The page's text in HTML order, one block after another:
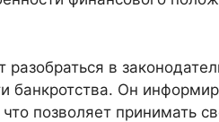
в
банкротства. Он
позволяет принимать